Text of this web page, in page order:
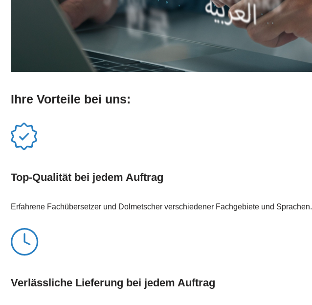
Ihre Vorteile bei uns:
Top-Qualität bei jedem Auftrag
Erfahrene Fachübersetzer und Dolmetscher verschiedener Fachgebiete und Sprachen.
Verlässliche Lieferung bei jedem Auftrag